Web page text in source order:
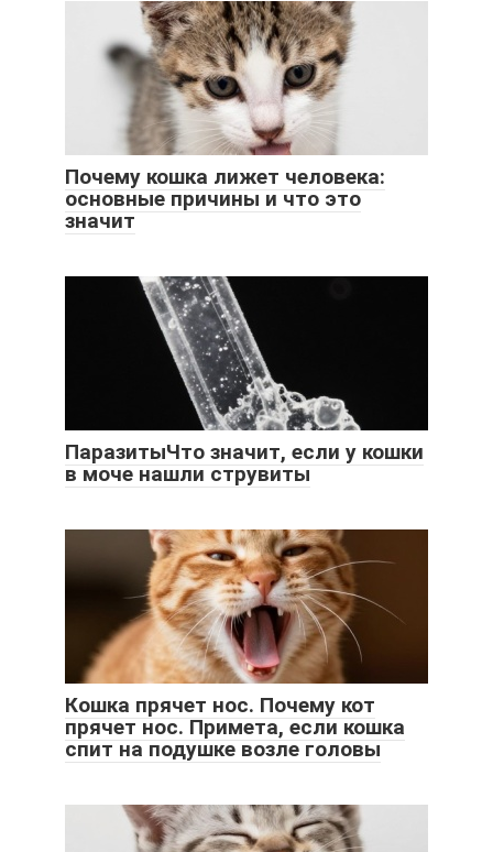
Почему кошка лижет человека:
основные причины и что это
значит
ПаразитыЧто значит, если у кошки
в моче нашли струвиты
Кошка прячет нос. Почему кот
прячет нос. Примета, если кошка
спит на подушке возле головы